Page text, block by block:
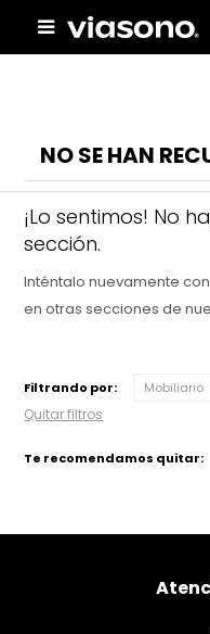

NO SE HAN
¡Lo sentimos! No
sección.
Inténtalo nuevamente
en otras secciones de
Filtrando por: Mobiliario
Quitar filtros
Te recomendamos quitar: